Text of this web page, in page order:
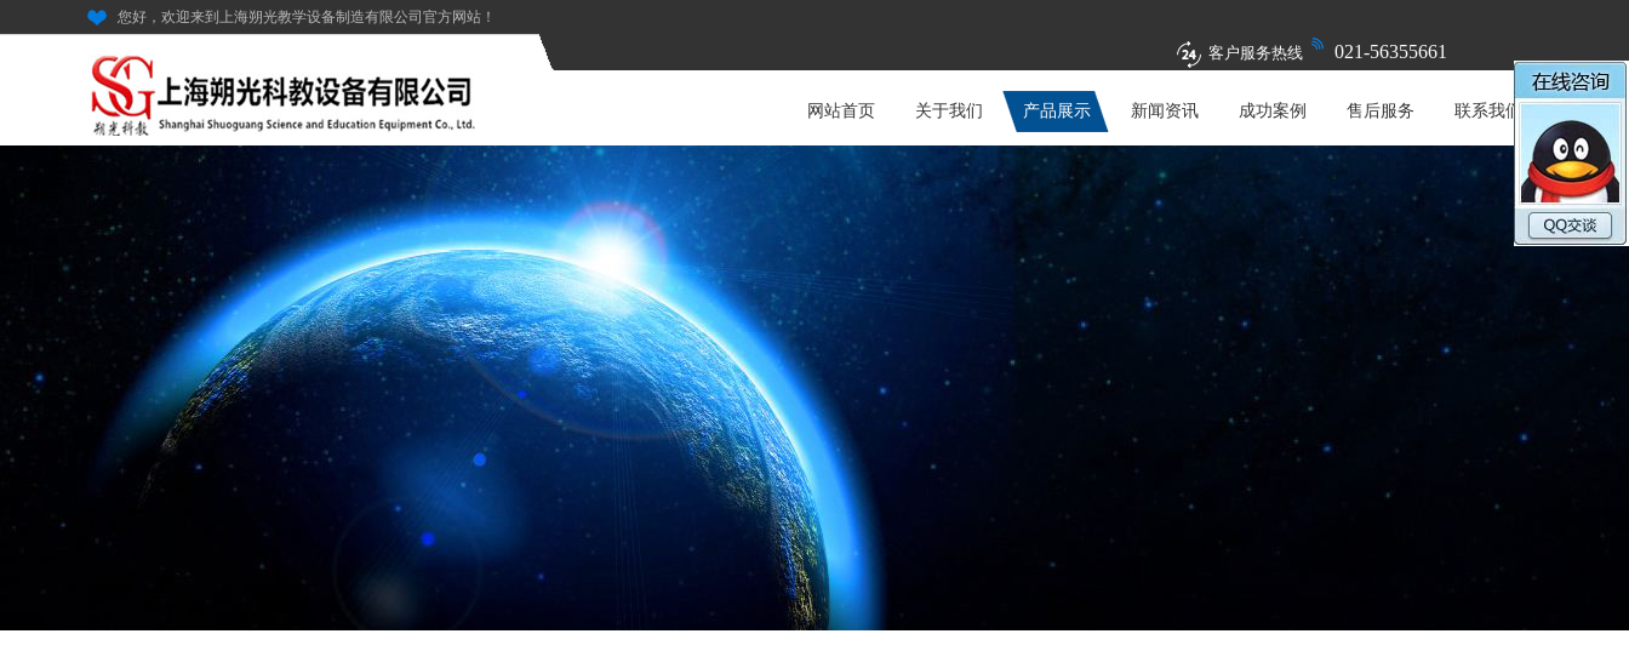
您好，欢迎来到上海朔光教学设备制造有限公司官方网站！
客户服务热线 021-56355661
网站首页 关于我们 产品展示 新闻资讯 成功案例 售后服务 联系我们